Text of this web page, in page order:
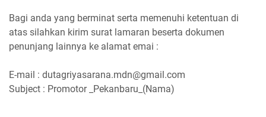
Bagi anda yang berminat serta memenuhi ketentuan di
atas silahkan kirim surat lamaran beserta dokumen
penunjang lainnya ke alamat emai :
E-mail : dutagriyasarana.mdn@gmail.com
Subject : Promotor _Pekanbaru_(Nama)